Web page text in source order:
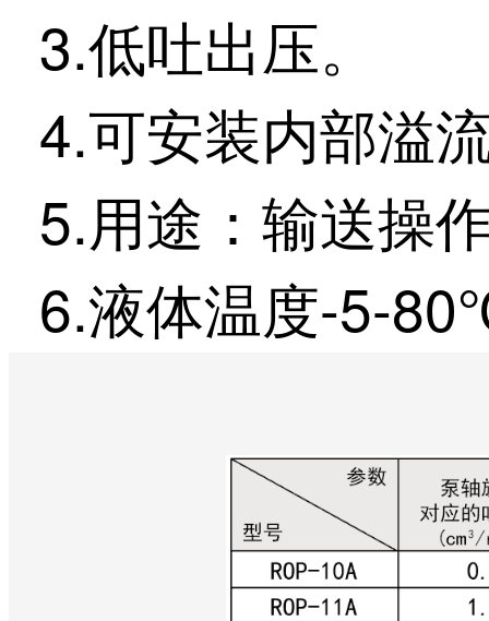
3.低吐出压。
4.可安装内部溢
5.用途：输送操
6.液体温度-5-